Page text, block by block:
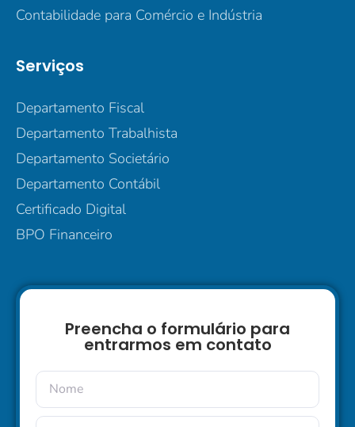
Contabilidade para Comércio e Indústria
Serviços
Departamento Fiscal
Departamento Trabalhista
Departamento Societário
Departamento Contábil
Certificado Digital
BPO Financeiro
Preencha o formulário para
entrarmos em contato